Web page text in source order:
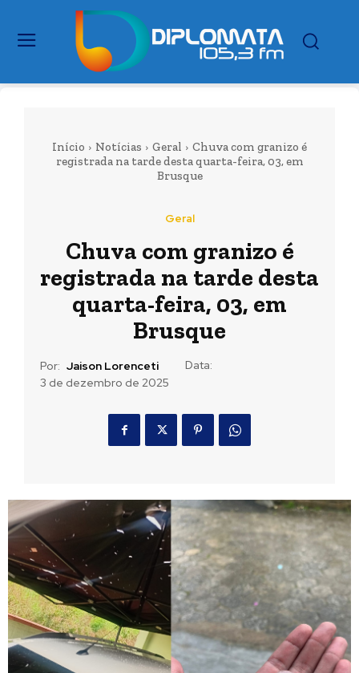
Início Notícias Geral
Chuva com granizo é
registrada na tarde desta quarta-feira, 03, em
Brusque
Geral
Chuva com granizo é
registrada na tarde desta
quarta-feira, 03, em
Brusque
Por: Jaison Lorenceti
Data:
3 de dezembro de 2025